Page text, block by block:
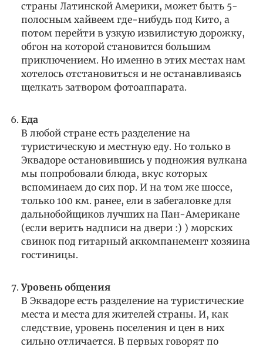
страны Латинской Америки, может быть 5-
полосным хайвеем где-нибудь под Кито, а
потом перейти в узкую извилистую дорожку,
обгон на которой становится большим
приключением. Но именно в этих местах нам
хотелось отстановиться и не останавливаясь
щелкать затвором фотоаппарата.
Еда
В любой стране есть разделение на
туристическую и местную еду. Но только в
Эквадоре остановившись у подножия вулкана
мы попробовали блюда, вкус которых
вспоминаем до сих пор. И на том же шоссе,
только 100 км. ранее, ели в забегаловке для
дальнобойщиков лучших на Пан-Американе
(если верить надписи на двери :) ) морских
свинок под гитарный аккомпанемент хозяина
гостиницы.
Уровень общения
В Эквадоре есть разделение на туристические
места и места для жителей страны. И, как
следствие, уровень поселения и цен в них
сильно отличается. В первых говорят по